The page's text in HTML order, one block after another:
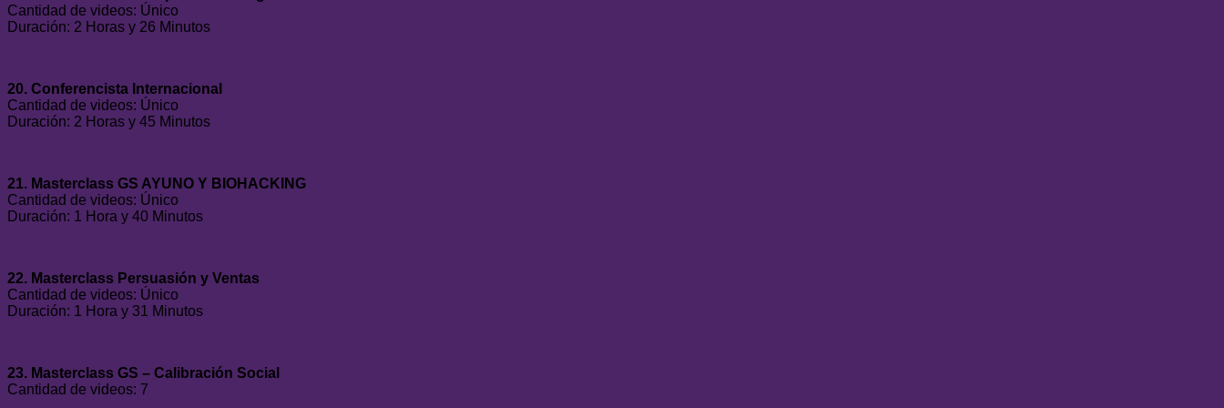
Cantidad de videos: Único
Duración: 2 Horas y 26 Minutos
20. Conferencista Internacional
Cantidad de videos: Único
Duración: 2 Horas y 45 Minutos
21. Masterclass GS AYUNO Y BIOHACKING
Cantidad de videos: Único
Duración: 1 Hora y 40 Minutos
22. Masterclass Persuasión y Ventas
Cantidad de videos: Único
Duración: 1 Hora y 31 Minutos
23. Masterclass GS – Calibración Social
Cantidad de videos: 7